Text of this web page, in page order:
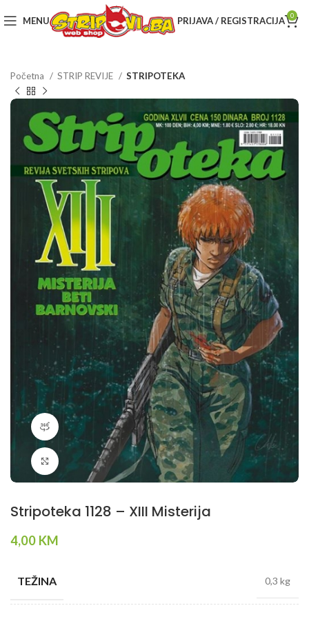
MENU PRIJAVA / REGISTRACIJA 0
Početna STRIP REVIJE STRIPOTEKA
360 product view
Klikni da povečaš
Stripoteka 1128 – XIII Misterija
4,00 KM
TEŽINA 0,3 kg